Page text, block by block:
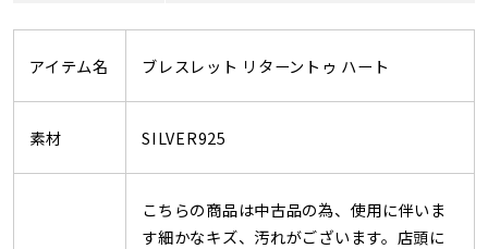
アイテム名 ブレスレット リターントゥ ハート
素材 SILVER925
こちらの商品は中古品の為、使用に伴いま
す細かなキズ、汚れがございます。店頭に